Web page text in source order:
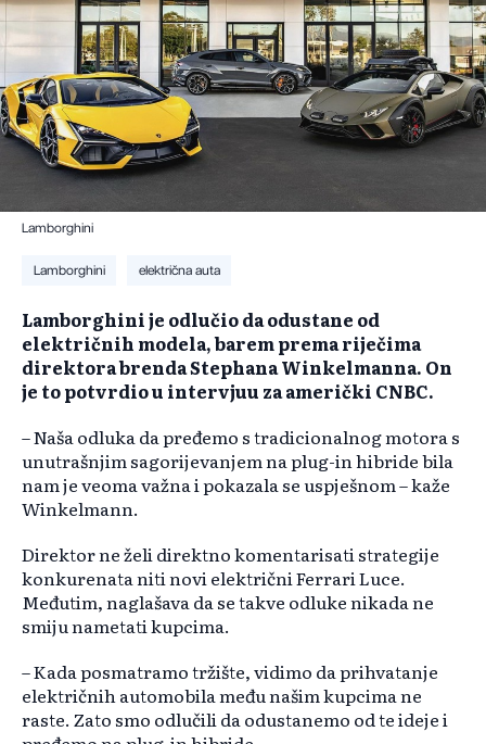
Lamborghini
Lamborghini električna auta
Lamborghini je odlučio da odustane od
električnih modela, barem prema riječima
direktora brenda Stephana Winkelmanna. On
je to potvrdio u intervjuu za američki CNBC.
– Naša odluka da pređemo s tradicionalnog motora s
unutrašnjim sagorijevanjem na plug-in hibride bila
nam je veoma važna i pokazala se uspješnom – kaže
Winkelmann.
Direktor ne želi direktno komentarisati strategije
konkurenata niti novi električni Ferrari Luce.
Međutim, naglašava da se takve odluke nikada ne
smiju nametati kupcima.
– Kada posmatramo tržište, vidimo da prihvatanje
električnih automobila među našim kupcima ne
raste. Zato smo odlučili da odustanemo od te ideje i